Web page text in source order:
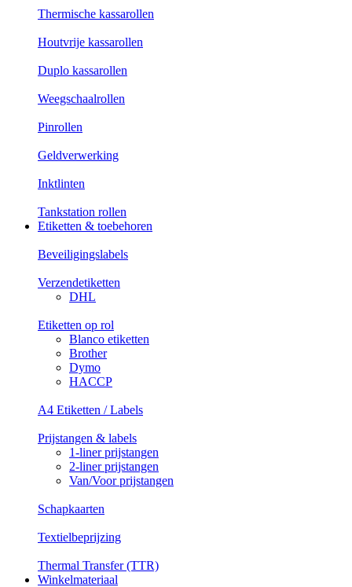
Thermische kassarollen
Houtvrije kassarollen
Duplo kassarollen
Weegschaalrollen
Pinrollen
Geldverwerking
Inktlinten
Tankstation rollen
Etiketten & toebehoren
Beveiligingslabels
Verzendetiketten
DHL
Etiketten op rol
Blanco etiketten
Brother
Dymo
HACCP
A4 Etiketten / Labels
Prijstangen & labels
1-liner prijstangen
2-liner prijstangen
Van/Voor prijstangen
Schapkaarten
Textielbeprijzing
Thermal Transfer (TTR)
Winkelmateriaal